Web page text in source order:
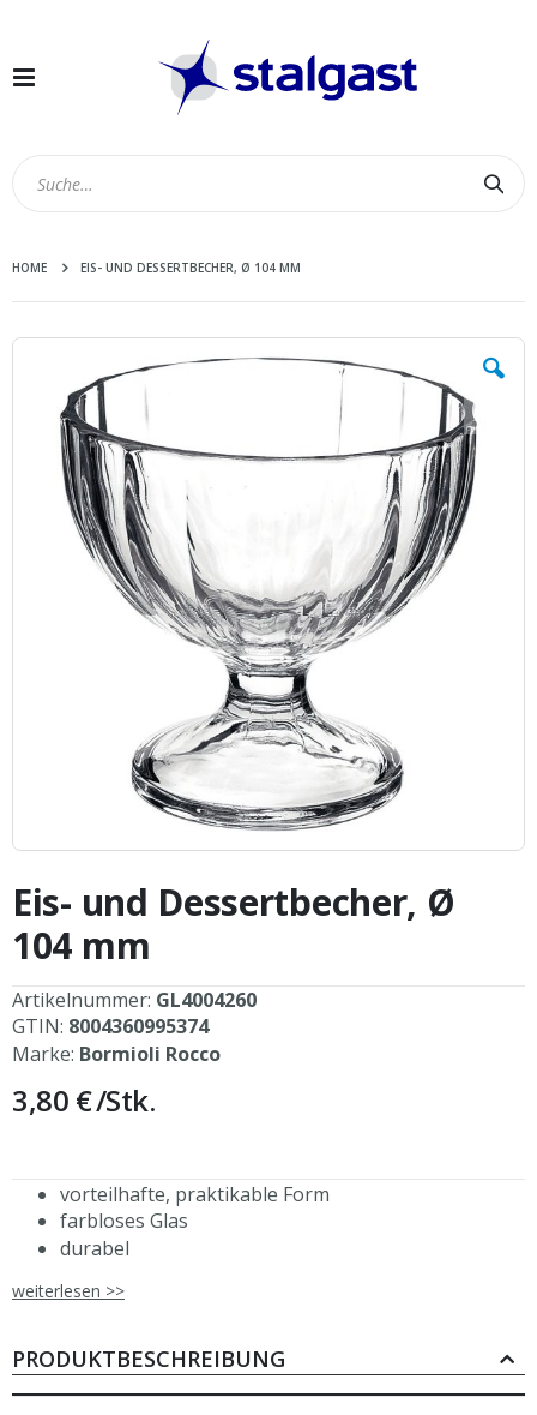
Navigation
HOME EIS- UND DESSERTBECHER, Ø 104 MM
Zum
Bildergalerie
springen
Anfang
der
Bildergalerie
springen
Eis- und Dessertbecher, Ø
104 mm
Artikelnummer: GL4004260
GTIN: 8004360995374
Marke: Bormioli Rocco
3,80 €/Stk.
vorteilhafte, praktikable Form
farbloses Glas
durabel
recyclebar
Eiscafé, Restaurant, Hotellerie oder Catering und
Kantine
weiterlesen >>
PRODUKTBESCHREIBUNG